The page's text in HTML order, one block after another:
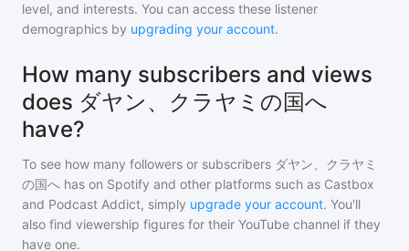
level, and interests. You can access these listener
demographics by upgrading your account.
How many subscribers and views
does ダヤン、クラヤミの国へ
have?
To see how many followers or subscribers ダヤン、クラヤミ
の国へ has on Spotify and other platforms such as Castbox
and Podcast Addict, simply upgrade your account. You'll
also find viewership figures for their YouTube channel if they
have one.